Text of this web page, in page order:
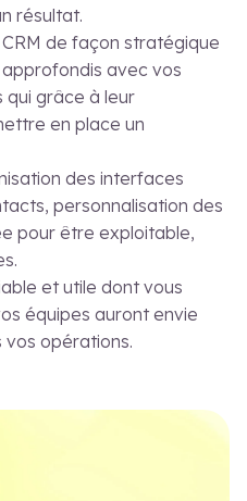
résultat.
de façon stratégique
avec vos
grâce à leur
en place un
des interfaces
personnalisation des
pour être exploitable,
et utile dont vous
équipes auront envie
vos opérations.